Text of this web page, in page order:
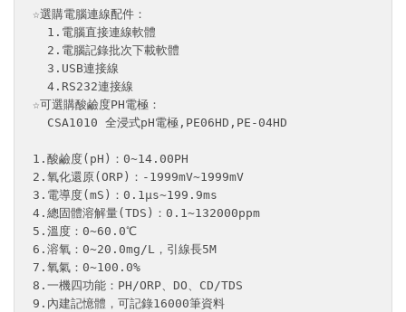
☆選購電腦連線配件：
  1.電腦直接連線軟體
  2.電腦記錄批次下載軟體
  3.USB連接線
  4.RS232連接線
☆可選購酸鹼度PH電極：
  CSA1010 全浸式pH電極,PE06HD,PE-04HD
1.酸鹼度(pH)：0~14.00PH
2.氧化還原(ORP)：-1999mV~1999mV
3.電導度(mS)：0.1μs~199.9ms
4.總固體溶解量(TDS)：0.1~132000ppm
5.溫度：0~60.0℃
6.溶氧：0~20.0mg/L，引線長5M
7.氧氣：0~100.0%
8.一機四功能：PH/ORP、DO、CD/TDS
9.內建記憶體，可記錄16000筆資料